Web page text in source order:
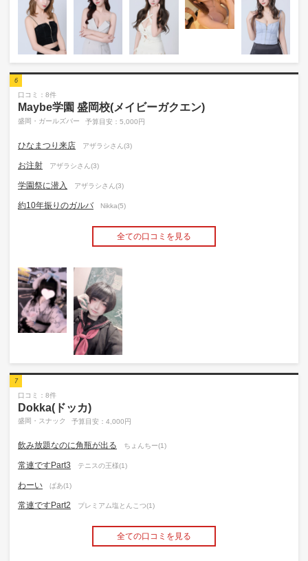
6
口コミ：8件
Maybe学園 盛岡校(メイビーガクエン)
盛岡・ガールズバー 予算目安：5,000円
ひなまつり来店 アザラシさん(3)
お注射 アザラシさん(3)
学園祭に潜入 アザラシさん(3)
約10年振りのガルバ Nikka(5)
全ての口コミを見る
7
口コミ：8件
Dokka(ドッカ)
盛岡・スナック 予算目安：4,000円
飲み放題なのに角瓶が出る ちょんちー(1)
常連ですPart3 テニスの王様(1)
わーい ぱあ(1)
常連ですPart2 プレミアム塩とんこつ(1)
全ての口コミを見る